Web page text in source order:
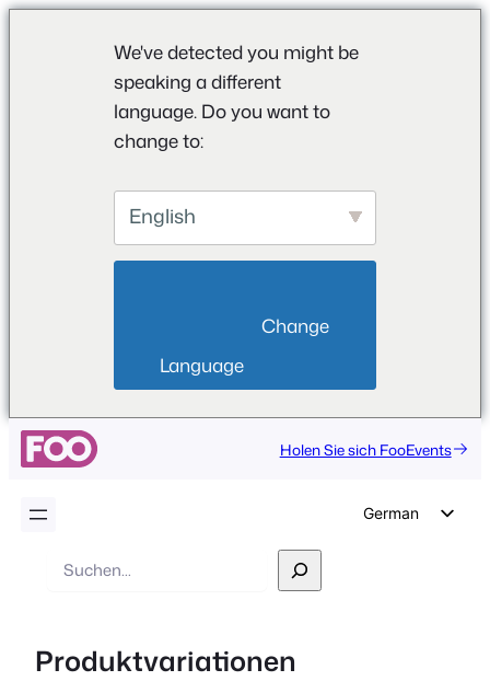
We've detected you might be
speaking a different
language. Do you want to
change to:
English
Language
Holen Sie sich FooEvents
German
Suche
Produktvariationen